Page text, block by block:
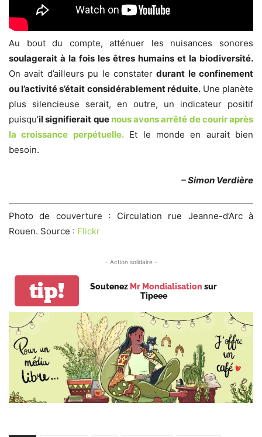
Au bout du compte, atténuer les nuisances sonores
soulagerait à la fois les êtres humains et la biodiversité.
On avait d’ailleurs pu le constaterdurant le confinement
ou l’activité s’était considérablement réduite.Une planète
plus silencieuse serait, en outre, un indicateur positif
puisqu’il signifierait que nous avons arrêté de courir après
la croissance perpétuelle.Et le monde en aurait bien
besoin.
– Simon Verdière
Photo de couverture : Circulation rue Jeanne-d’Arc à
Rouen. Source : Flickr
- Action solidaire -
tip! Soutenez Mr Mondialisation sur
Tipeee